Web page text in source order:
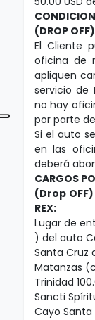
(DROP OFF)
El Cliente
oficina de
apliquen
servicio de
no hay
por parte
Si el auto
en las
deberá
CARGOS
(Drop OFF)
REX:
Lugar de
) del auto
Santa Cruz
Matanzas
Trinidad
Sancti
Cayo Santa